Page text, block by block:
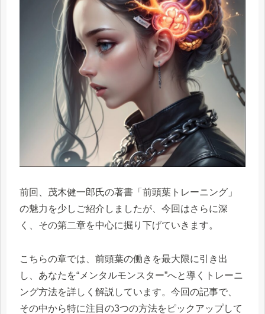
前回、茂木健一郎氏の著書「前頭葉トレーニング」
の魅力を少しご紹介しましたが、今回はさらに深
く、その第二章を中心に掘り下げていきます。
こちらの章では、前頭葉の働きを最大限に引き出
し、あなたを“メンタルモンスター”へと導くトレーニ
ング方法を詳しく解説しています。今回の記事で、
その中から特に注目の3つの方法をピックアップして